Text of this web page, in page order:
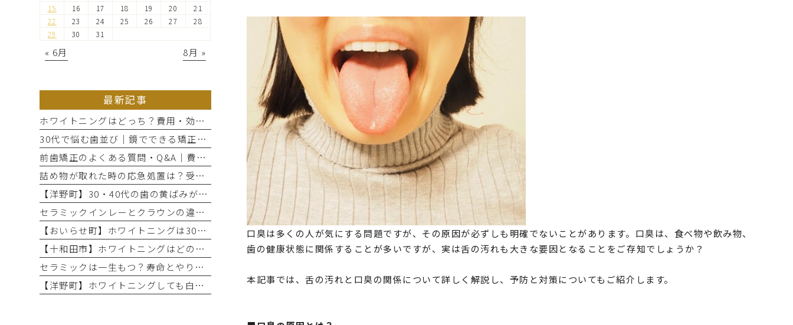
口臭は多くの人が気にする問題ですが、その原因が必ずしも明確でないことがあります。口臭は、食べ物や飲み物、
歯の健康状態に関係することが多いですが、実は舌の汚れも大きな要因となることをご存知でしょうか？
本記事では、舌の汚れと口臭の関係について詳しく解説し、予防と対策についてもご紹介します。
15
16 17 18 19 20
21
22
23 24 25 26 27
28
29
30 31
« 6月 8月 »
最新記事
ホワイトニングはどっち？費用・効果・期間の違いから選び方を解説
30代で悩む歯並び｜鏡でできる矯正セルフチェックと将来のリスク
前歯矯正のよくある質問・Q&A｜費用・期間と部分矯正の適応を解説
詰め物が取れた時の応急処置は？受診までのNG行動と放置リスク
【洋野町】30・40代の歯の黄ばみが気になる方へ｜ホワイトニングで変わる歯と印象
セラミックインレーとクラウンの違いとは？治療範囲別に適した選択肢を解説
【おいらせ町】ホワイトニングは30・40代でも効果ある？年代別の特徴と始める前に知っておきたいこと
【十和田市】ホワイトニングはどのくらい持つ？持続期間と長持ちさせるコツ
セラミックは一生もつ？寿命とやり直しが必要になるケース
【洋野町】ホワイトニングしても白くならない理由とは？効果が出にくい人の特徴